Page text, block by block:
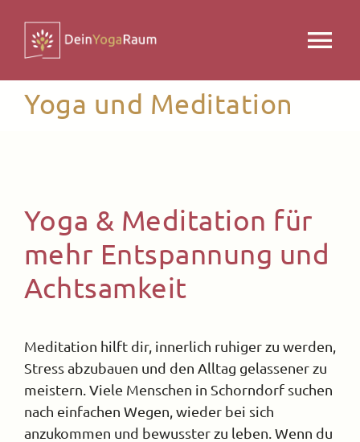
Inhalt
springen
Yogakurse
Yin Somatic Ausbildung
Stimmgabel Ausbildung
Kontakt
Yoga und Meditation
Yoga & Meditation für
mehr Entspannung und
Achtsamkeit
Meditation hilft dir, innerlich ruhiger zu werden,
Stress abzubauen und den Alltag gelassener zu
meistern. Viele Menschen in Schorndorf suchen
nach einfachen Wegen, wieder bei sich
anzukommen und bewusster zu leben. Wenn du